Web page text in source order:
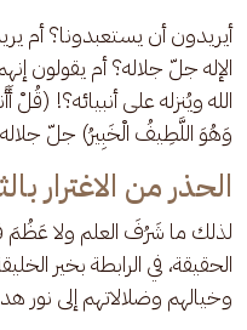
أيريدون أن يستعبدونا؟ أم
الإله جلّ جلاله؟ أم يقولون
الله ويُنزله على أنبيائه؟! (قُلْ
وَهُوَ اللَّطِيفُ الْخَبِيرُ) جلّ
الحذر من الاغترار
لذلك ما شَرُفَ العلم ولا عَظُمَ
الحقيقة، في الرابطة بخير
وخيالهم وضلالاتهم إلى